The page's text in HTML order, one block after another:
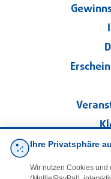
Ihre Privatsphäre
Wir nutzen Cookies